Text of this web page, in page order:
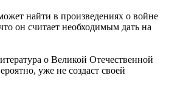
найти в произведениях о войне
он считает необходимым дать на
о Великой Отечественной
уже не создаст своей